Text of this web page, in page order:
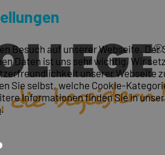
Besuch auf unserer Webseite. Der
Daten ist uns sehr wichtig. Wir
unserer Webseite
Sie selbst, welche Cookie-
Informationen finden Sie in
.